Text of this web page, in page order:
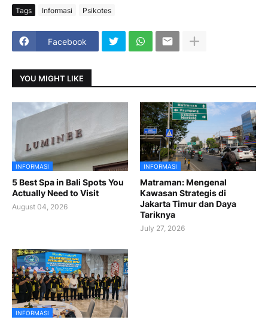
Tags Informasi Psikotes
Facebook
YOU MIGHT LIKE
INFORMASI
5 Best Spa in Bali Spots You
Actually Need to Visit
August 04, 2026
INFORMASI
Matraman: Mengenal
Kawasan Strategis di
Jakarta Timur dan Daya
Tariknya
July 27, 2026
INFORMASI